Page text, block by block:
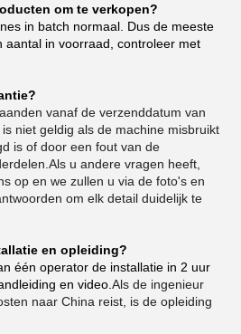
om te verkopen?
in batch normaal. Dus de meeste
aantal in voorraad, controleer met
vanaf de verzenddatum van
niet geldig als de machine misbruikt
is of door een fout van de
u andere vragen heeft,
op en we zullen u via de foto's en
om elk detail duidelijk te
en opleiding?
één operator de installatie in 2 uur
en video. Als de ingenieur
naar China reist, is de opleiding